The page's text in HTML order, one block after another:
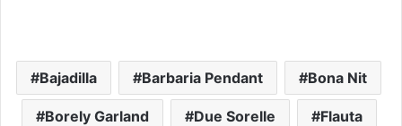
Bajadilla Barbaria Pendant Bona Nit
Borely Garland Due Sorelle Flauta